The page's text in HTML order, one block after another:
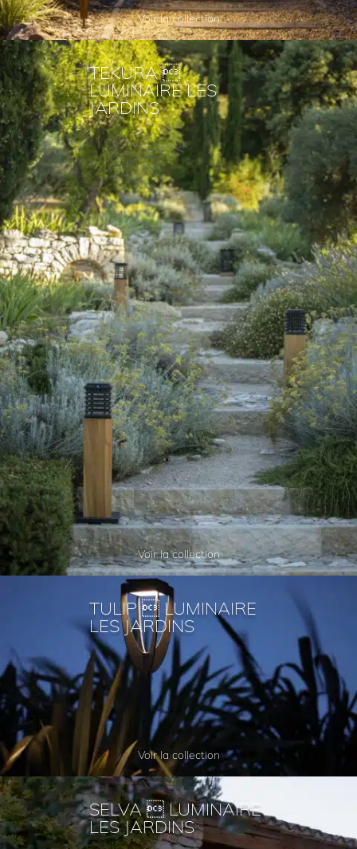
Voir la collection
TEKURA 
LUMINAIRE LES
JARDINS
Voir la collection
TULIP  LUMINAIRE
LES JARDINS
Voir la collection
SELVA  LUMINAIRE
LES JARDINS